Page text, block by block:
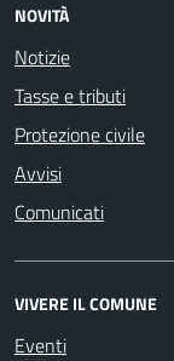
NOVITÀ
Notizie
Tasse e tributi
Protezione civile
Avvisi
Comunicati
VIVERE IL COMUNE
Eventi